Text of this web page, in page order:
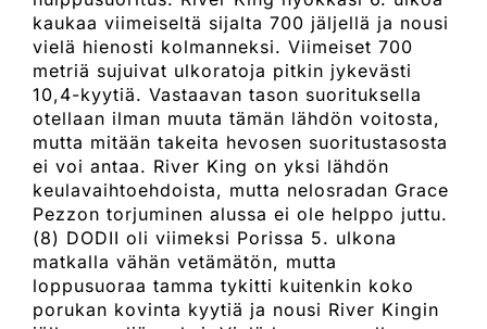
kaukaa viimeiseltä sijalta 700 jäljellä ja nousi
vielä hienosti kolmanneksi. Viimeiset 700
metriä sujuivat ulkoratoja pitkin jykevästi
10,4-kyytiä. Vastaavan tason suorituksella
otellaan ilman muuta tämän lähdön voitosta,
mutta mitään takeita hevosen suoritustasosta
ei voi antaa. River King on yksi lähdön
keulavaihtoehdoista, mutta nelosradan Grace
Pezzon torjuminen alussa ei ole helppo juttu.
(8) DODII oli viimeksi Porissa 5. ulkona
matkalla vähän vetämätön, mutta
loppusuoraa tamma tykitti kuitenkin koko
porukan kovinta kyytiä ja nousi River Kingin